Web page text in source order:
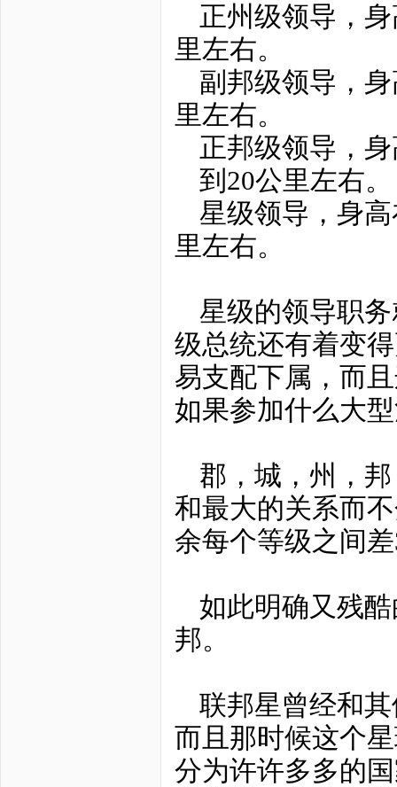
正州级领导，
里左右。
副邦级领导，
里左右。
正邦级领导，
到20公里左右。
星级领导，身
里左右。
星级的领导职
级总统还有着变
易支配下属，而
如果参加什么大
郡，城，州，
和最大的关系而
余每个等级之间
如此明确又残
邦。
联邦星曾经和
而且那时候这个
分为许许多多的